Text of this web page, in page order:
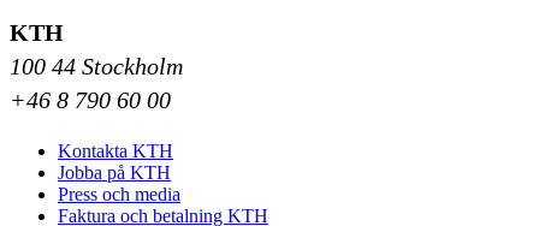
KTH
100 44 Stockholm
+46 8 790 60 00
Kontakta KTH
Jobba på KTH
Press och media
Faktura och betalning KTH